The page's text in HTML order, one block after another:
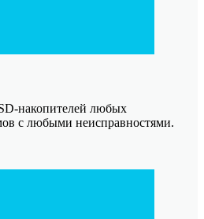
накопителей любых
с любыми неисправностями.